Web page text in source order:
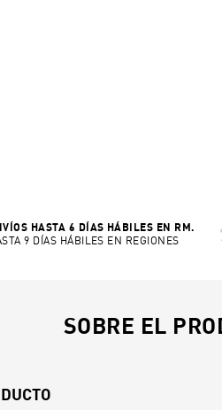
HASTA 6 DÍAS HÁBILES EN RM.
9 DÍAS HÁBILES EN REGIONES
SOBRE EL